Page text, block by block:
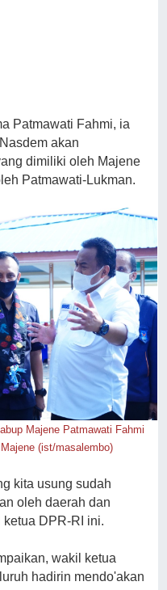
Patmawati Fahmi, ia
akan
dimiliki oleh Majene
Patmawati-Lukman.
Majene Patmawati Fahmi
(ist/masalembo)
kita usung sudah
oleh daerah dan
DPR-RI ini.
wakil ketua
hadirin mendo'akan